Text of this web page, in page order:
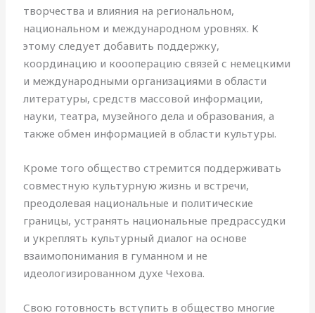
творчества и влияния на региональном,
национальном и международном уровнях. К
этому следует добавить поддержку,
координацию и коооперацию связей с немецкими
и международными организациями в области
литературы, средств массовой информации,
науки, театра, музейного дела и образования, а
также обмен информацией в области культуры.
Кроме того общество стремится поддерживать
совместную культурную жизнь и встречи,
преодолевая национальные и политические
границы, устранять национальные предрассудки
и укреплять культурный диалог на основе
взаимопонимания в гуманном и не
идеологизированном духе Чехова.
Свою готовность вступить в общество многие